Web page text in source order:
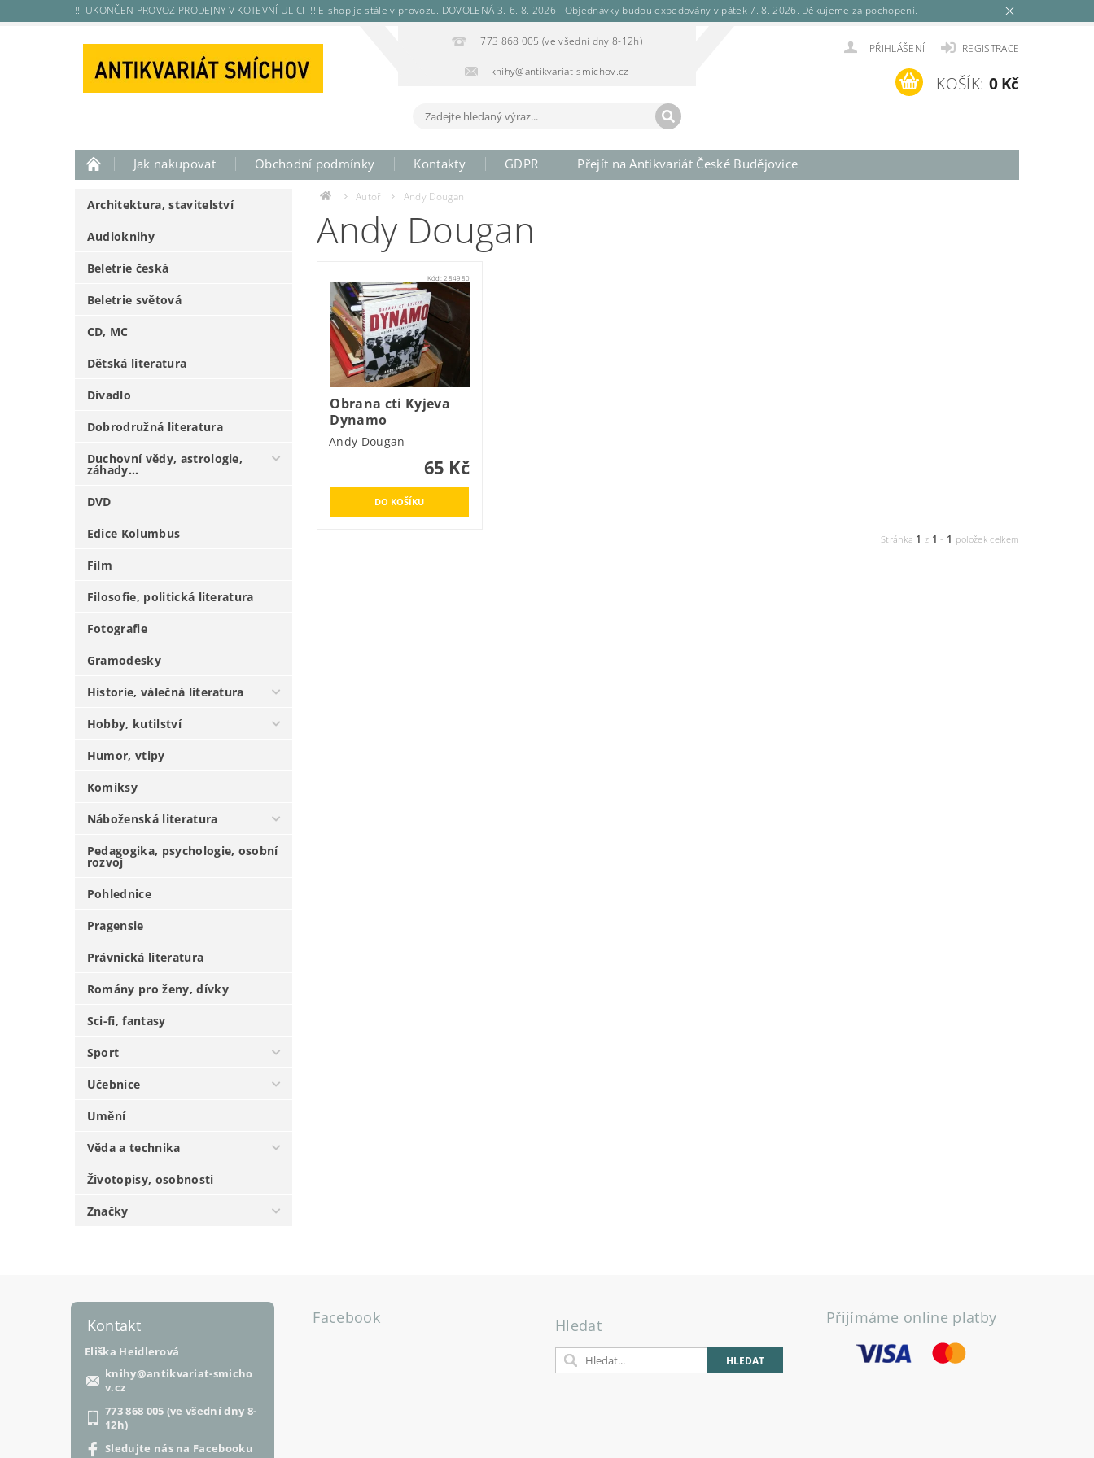
!!! UKONČEN PROVOZ PRODEJNY V KOTEVNÍ ULICI !!! E-shop je stále v provozu. DOVOLENÁ 3.-6. 8. 2026 - Objednávky budou expedovány v pátek 7. 8. 2026. Děkujeme za pochopení.
773 868 005 (ve všední dny 8-12h)
knihy@antikvariat-smichov.cz
PŘIHLÁŠENÍ REGISTRACE
KOŠÍK: 0 Kč
Jak nakupovat Obchodní podmínky Kontakty GDPR Přejít na Antikvariát České Budějovice
Architektura, stavitelství
Audioknihy
Beletrie česká
Beletrie světová
CD, MC
Dětská literatura
Divadlo
Dobrodružná literatura
Duchovní vědy, astrologie,
záhady...
DVD
Edice Kolumbus
Film
Filosofie, politická literatura
Fotografie
Gramodesky
Historie, válečná literatura
Hobby, kutilství
Humor, vtipy
Komiksy
Náboženská literatura
Pedagogika, psychologie, osobní
rozvoj
Pohlednice
Pragensie
Právnická literatura
Romány pro ženy, dívky
Sci-fi, fantasy
Sport
Učebnice
Umění
Věda a technika
Životopisy, osobnosti
Značky
Autoři Andy Dougan
Andy Dougan
Kód:284980
Obrana cti Kyjeva
Dynamo
Andy Dougan
65 Kč
Stránka 1 z 1 - 1 položek celkem
Kontakt
Eliška Heidlerová
knihy@antikvariat-smicho
v.cz
773 868 005 (ve všední dny 8-
12h)
Sledujte nás na Facebooku
Facebook Hledat Přijímáme online platby